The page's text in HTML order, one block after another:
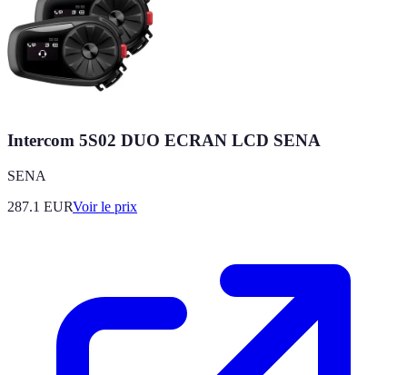
Intercom 5S02 DUO ECRAN LCD SENA
SENA
287.1 EURVoir le prix